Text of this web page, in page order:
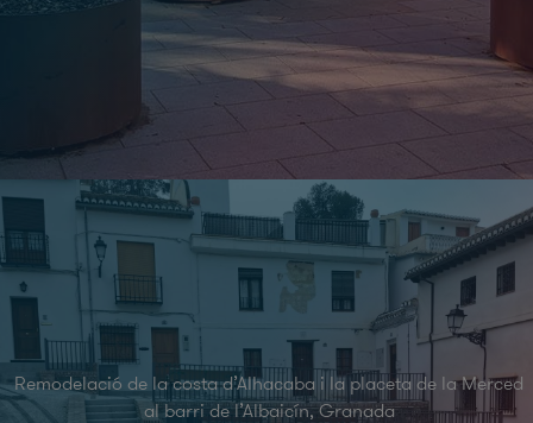
Remodelació de la costa d’Alhacaba i la placeta de la Merced
al barri de l’Albaicín, Granada